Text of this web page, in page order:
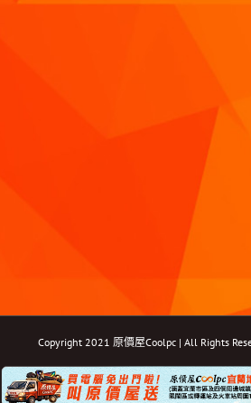
Copyright 2021 原價屋Coolpc | All Rights
FacebookInstagram